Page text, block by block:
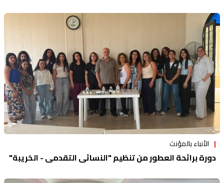
الأنباء بالمؤنث
دورة برائحة العطور من تنظيم "النسائي التقدمي - الخريبة"